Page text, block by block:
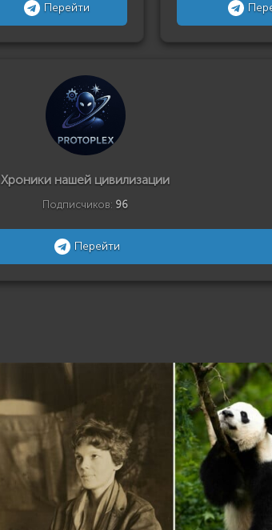
Перейти
Хроники нашей цивилизации
Подписчиков: 96
Перейти